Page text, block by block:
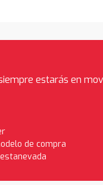
estarás en
de compra